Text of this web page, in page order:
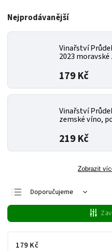
Nejprodávanější
Vinařství
2023
179 Kč
Vinařství
zemské víno,
219 Kč
Zobrazit
Doporučujeme
Nejlevnější
Nejdražší
Nejprodávanější
179 Kč